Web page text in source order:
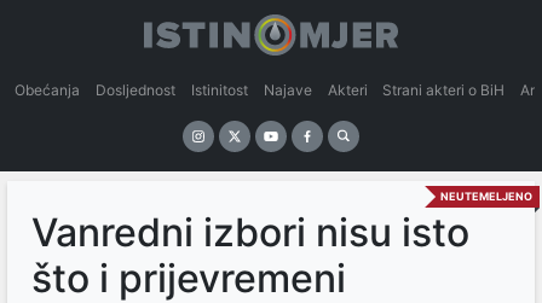
Obećanja Dosljednost Istinitost Najave Akteri Strani akteri o BiH
NEUTEMELJENO
Vanredni izbori nisu isto
što i prijevremeni